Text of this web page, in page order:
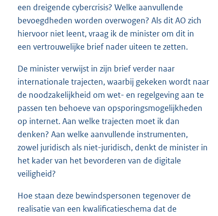
een dreigende cybercrisis? Welke aanvullende
bevoegdheden worden overwogen? Als dit AO zich
hiervoor niet leent, vraag ik de minister om dit in
een vertrouwelijke brief nader uiteen te zetten.
De minister verwijst in zijn brief verder naar
internationale trajecten, waarbij gekeken wordt naar
de noodzakelijkheid om wet- en regelgeving aan te
passen ten behoeve van opsporingsmogelijkheden
op internet. Aan welke trajecten moet ik dan
denken? Aan welke aanvullende instrumenten,
zowel juridisch als niet-juridisch, denkt de minister in
het kader van het bevorderen van de digitale
veiligheid?
Hoe staan deze bewindspersonen tegenover de
realisatie van een kwalificatieschema dat de